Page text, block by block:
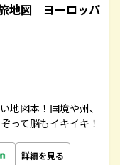
地図 ヨーロッパ
地図本！国境や州、
って脳もイキイキ！
詳細を見る